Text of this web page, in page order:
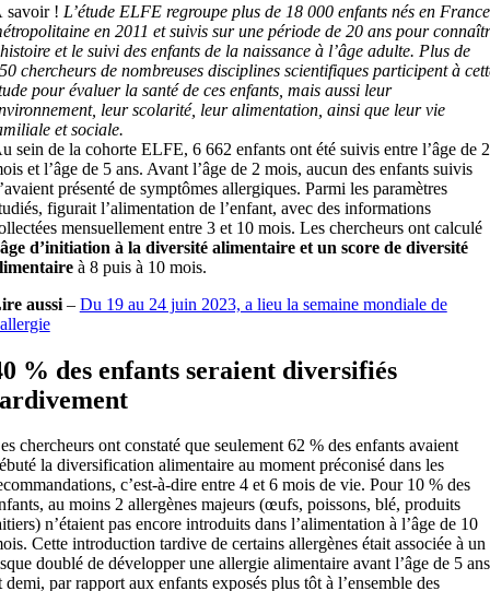
savoir ! L’étude ELFE regroupe plus de 18 000 enfants nés en France
en 2011 et suivis sur une période de 20 ans pour
et le suivi des enfants de la naissance à l’âge adulte. Plus de
chercheurs de nombreuses disciplines scientifiques participent à
pour évaluer la santé de ces enfants, mais aussi leur
leur scolarité, leur alimentation, ainsi que leur vie
et sociale.
sein de la cohorte ELFE, 6 662 enfants ont été suivis entre l’âge de 2
et l’âge de 5 ans. Avant l’âge de 2 mois, aucun des enfants suivis
présenté de symptômes allergiques. Parmi les paramètres
figurait l’alimentation de l’enfant, avec des informations
mensuellement entre 3 et 10 mois. Les chercheurs ont calculé
d’initiation à la diversité alimentaire et un score de diversité
à 8 puis à 10 mois.
aussi– Du 19 au 24 juin 2023, a lieu la semaine mondiale de
% des enfants seraient diversifiés
chercheurs ont constaté que seulement 62 % des enfants avaient
la diversification alimentaire au moment préconisé dans les
c’est-à-dire entre 4 et 6 mois de vie. Pour 10 % des
au moins 2 allergènes majeurs (œufs, poissons, blé, produits
n’étaient pas encore introduits dans l’alimentation à l’âge de 10
Cette introduction tardive de certains allergènes était associée à un
doublé de développer une allergie alimentaire avant l’âge de 5 ans
demi, par rapport aux enfants exposés plus tôt à l’ensemble des